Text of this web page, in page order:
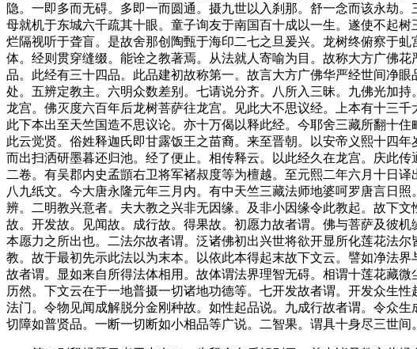
隐。一即多而无碍。多即一而圆通。摄九世以入刹那。舒一念而该永劫
母就机于东城六千疏其十眼。童子询友于南国百十成以一生。遂使不起
烂隔视听于聋盲。是故舍那创陶甄于海印二七之旦爰兴。龙树终俯察于
体。经则贯穿缝缀。能诠之教著焉。从法就人寄喻为目。故称大方广佛
品。此经有三十四品。此品建初故称第一。故言大方广佛华严经世间净
处。五辨定教主。六明众数差别。七请说分齐。八所入三昧。九佛光加
龙宫。佛灭度六百年后龙树菩萨往龙宫。见此大不思议经。上本有十三
此下本出至天竺国造不思议论。亦十万偈以释此经。今耶舍三藏所翻十
此云觉贤。俗姓释迦氏即甘露饭王之苗裔。来至晋朝。以安帝义熙十四
而出扫洒研墨暮还归池。经了便止。相传释云。以此经久在龙宫。庆此
二卷。有吴郡内史孟顗右卫将军褚叔度等为檀越。至元熙二年六月十日
八九纸文。今大唐永隆元年三月内。有中天竺三藏法师地婆呵罗唐言日
辨。二明教兴意者。夫大教之兴非无因缘。及非小因缘令此教起。故下
故。开发故。见闻故。成行故。得果故。初愿力故者谓。佛与菩萨及彼
本愿力之所出也。二法尔故者谓。泛诸佛初出兴世将欲开显所化莲花法
教。故于最初先示此法以为末本。以依此本得起末故下文云。譬如净法
故者谓。显如来自所得法体相用。故体谓法界理智无碍。相谓十莲花藏
历然。下文云在于一地普摄一切诸地功德等。七开发故者谓。开发众生
法门。令物见闻成解脱分金刚种故。如性起品说。九成行故者谓。令众
切障如普贤品。一断一切断如小相品等广说。二智果。谓具十身尽三世